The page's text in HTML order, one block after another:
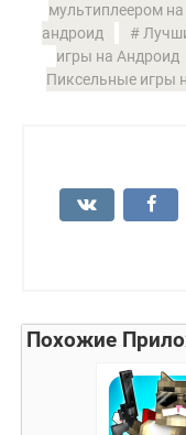
мультиплеером
андроид
игры на Андроид
Пиксельные игры
Похожие